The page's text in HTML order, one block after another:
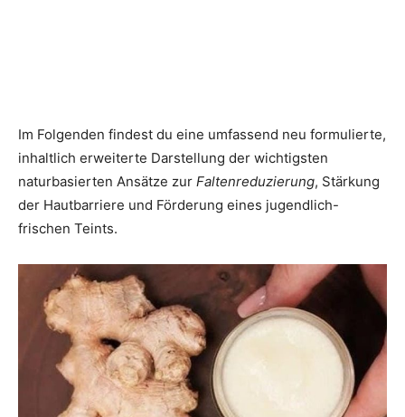
Im Folgenden findest du eine umfassend neu formulierte,
inhaltlich erweiterte Darstellung der wichtigsten
naturbasierten Ansätze zur Faltenreduzierung, Stärkung
der Hautbarriere und Förderung eines jugendlich-
frischen Teints.